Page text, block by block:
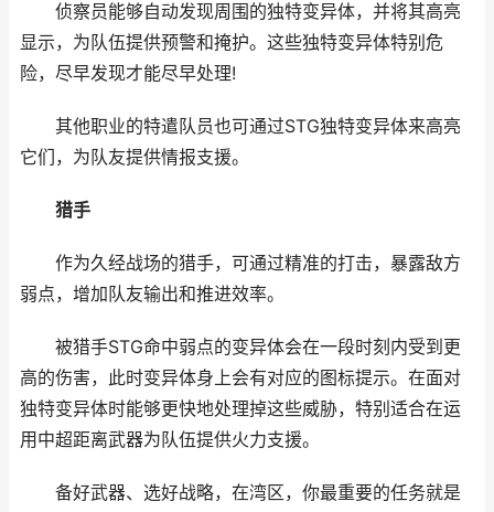
侦察员能够自动发现周围的独特变异体，并将其高亮
显示，为队伍提供预警和掩护。这些独特变异体特别危
险，尽早发现才能尽早处理!
其他职业的特遣队员也可通过STG独特变异体来高亮
它们，为队友提供情报支援。
猎手
作为久经战场的猎手，可通过精准的打击，暴露敌方
弱点，增加队友输出和推进效率。
被猎手STG命中弱点的变异体会在一段时刻内受到更
高的伤害，此时变异体身上会有对应的图标提示。在面对
独特变异体时能够更快地处理掉这些威胁，特别适合在运
用中超距离武器为队伍提供火力支援。
备好武器、选好战略，在湾区，你最重要的任务就是